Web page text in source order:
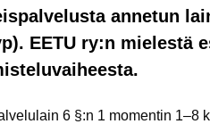
annetun
EETU ry:n mielestä
6 §:n 1 momentin 1–8